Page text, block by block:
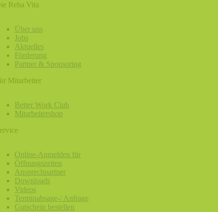
Reha Vita
Über uns
Jobs
Aktuelles
Förderung
Partner & Sponsoring
Mitarbeiter
Better Work Club
Mitarbeitershop
Online-Anmelden für
Öffnungszeiten
Ansprechpartner
Downloads
Videos
Terminabsage-/ Anfrage
Gutschein bestellen